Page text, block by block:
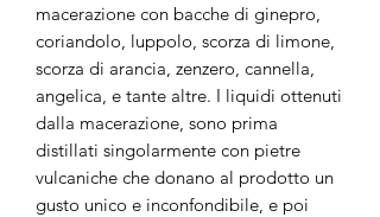
macerazione con bacche di ginepro,
coriandolo, luppolo, scorza di limone,
scorza di arancia, zenzero, cannella,
angelica, e tante altre. I liquidi ottenuti
dalla macerazione, sono prima
distillati singolarmente con pietre
vulcaniche che donano al prodotto un
gusto unico e inconfondibile, e poi